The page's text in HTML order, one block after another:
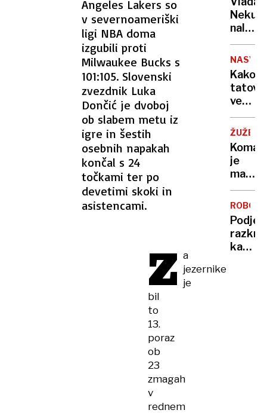
Angeles Lakers so
v severnoameriški
ligi NBA doma
izgubili proti
Milwaukee Bucks s
101:105. Slovenski
zvezdnik Luka
Dončić je dvoboj
ob slabem metu iz
igre in šestih
osebnih napakah
končal s 24
točkami ter po
devetimi skoki in
asistencami.
Z a
jezernike
je
bil
to
13.
poraz
ob
23
zmagah
v
rednem
vojno
za
bivših"
Neku
v
vsaj
Kako
tatovi
vedo,
da
vas
ni
doma?
za
pred
je
manj
kot
– in
to ni
dobra
novica
ROBOTI
kako